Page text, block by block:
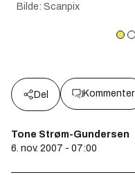
Bilde: Scanpix
Del Kommenter
Tone Strøm-Gundersen
6. nov. 2007 - 07:00